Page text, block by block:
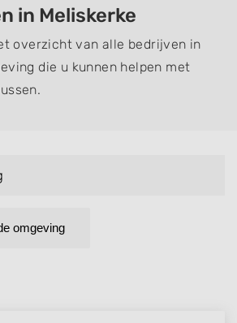
in Meliskerke
overzicht van alle bedrijven in
die u kunnen helpen met
omgeving